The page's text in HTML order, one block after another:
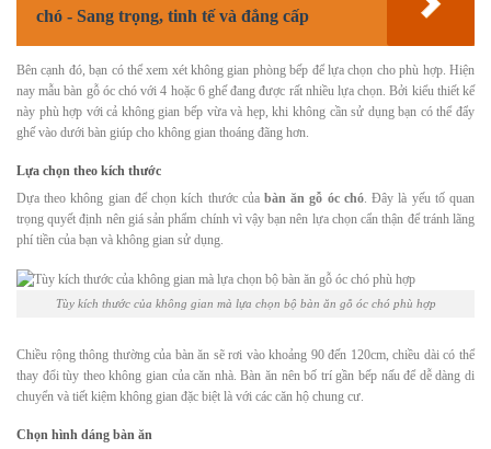
chó - Sang trọng, tinh tế và đẳng cấp
Bên cạnh đó, bạn có thể xem xét không gian phòng bếp để lựa chọn cho phù hợp. Hiện
nay mẫu bàn gỗ óc chó với 4 hoặc 6 ghế đang được rất nhiều lựa chọn. Bởi kiểu thiết kế
này phù hợp với cả không gian bếp vừa và hẹp, khi không cần sử dụng bạn có thể đẩy
ghế vào dưới bàn giúp cho không gian thoáng đãng hơn.
Lựa chọn theo kích thước
Dựa theo không gian để chọn kích thước củabàn ăn gỗ óc chó. Đây là yếu tố quan
trọng quyết định nên giá sản phẩm chính vì vậy bạn nên lựa chọn cẩn thận để tránh lãng
phí tiền của bạn và không gian sử dụng.
Tùy kích thước của không gian mà lựa chọn bộ bàn ăn gỗ óc chó phù hợp
Chiều rộng thông thường của bàn ăn sẽ rơi vào khoảng 90 đến 120cm, chiều dài có thể
thay đổi tùy theo không gian của căn nhà. Bàn ăn nên bố trí gần bếp nấu để dễ dàng di
chuyển và tiết kiệm không gian đặc biệt là với các căn hộ chung cư.
Chọn hình dáng bàn ăn